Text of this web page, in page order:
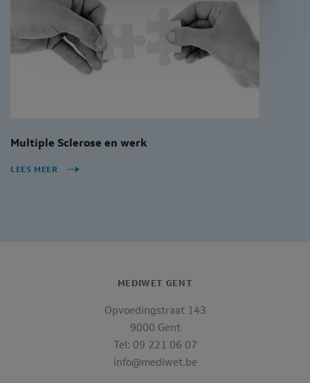
Multiple Sclerose en werk
LEES MEER
MEDIWET GENT
Opvoedingstraat 143
9000 Gent
Tel: 09 221 06 07
info@mediwet.be